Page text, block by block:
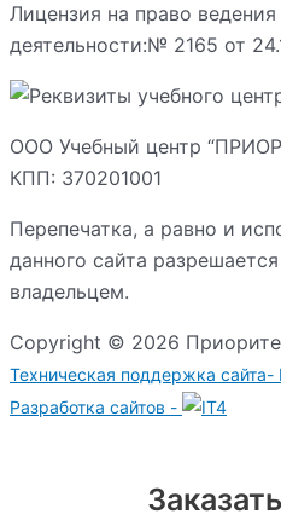
Лицензия на право
деятельности:№ 2165 от
ООО Учебный центр
КПП: 370201001
Перепечатка, а равно и
данного сайта
владельцем.
Copyright © 2026
Техническая поддержка сайта-
Разработка сайтов -